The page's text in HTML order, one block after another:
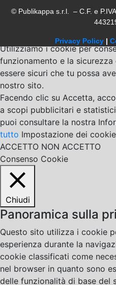
© Publikappa s.r.l. – C.F. e
Privacy Policy |
Utilizziamo i cookie per
funzionamento e la
essere sicuri che tu possa
nostro sito.
Facendo clic su Accetta,
a scopi pubblicitari e
puoi consultare la nostra
tutto Impostazione dei cookie
ACCETTO NON ACCETTO
Consenso Cookie
Chiudi
Panoramica sulla
Questo sito utilizza i cookie
esperienza durante la
cookie classificati come
nel browser in quanto sono
delle funzionalità di base del